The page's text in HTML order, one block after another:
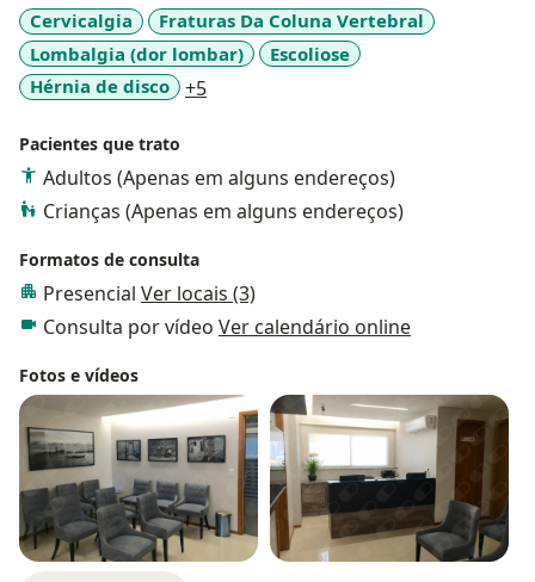
Cervicalgia
Fraturas Da Coluna Vertebral
Lombalgia (dor lombar)
Escoliose
Hérnia de disco
+5a11y_sr_more_diseases
Pacientes que trato
Adultos (Apenas em alguns endereços)
Crianças (Apenas em alguns endereços)
Formatos de consulta
Presencial Ver locais (3)
Consulta por vídeo Ver calendário online
Fotos e vídeos